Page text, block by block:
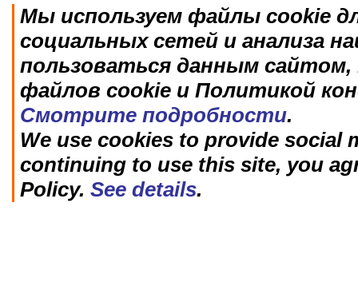
Мы используем файлы cookie
социальных сетей и анализа
пользоваться данным
файлов cookie и Политикой
Смотрите подробности.
We use cookies to provide social
continuing to use this site, you
Policy. See details.